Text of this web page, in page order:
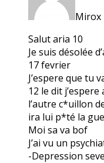
Mirox
Salut aria 10
Je suis désolée
17 fevrier
J’espere que tu
12 le dit j’espere
l’autre c*uillon
ira lui p*té la
Moi sa va bof
J’ai vu un
-Depression